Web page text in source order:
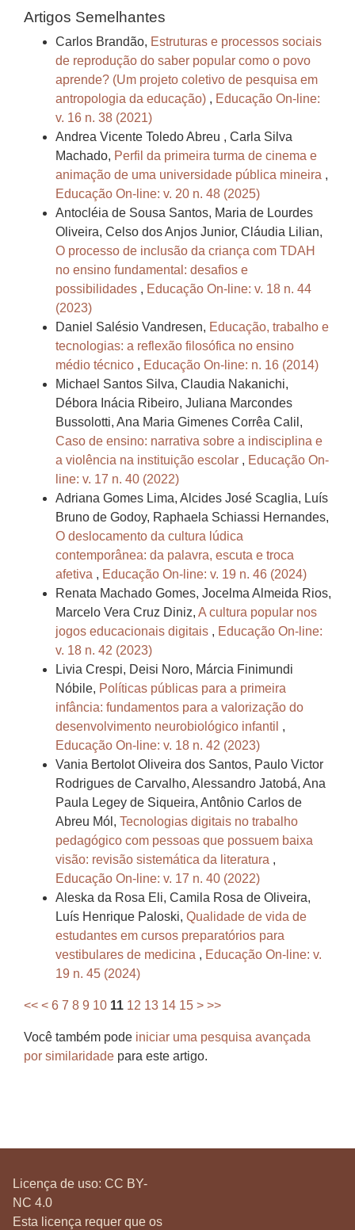
Artigos Semelhantes
Carlos Brandão, Estruturas e processos sociais
de reprodução do saber popular como o povo
aprende? (Um projeto coletivo de pesquisa em
antropologia da educação) , Educação On-line:
v. 16 n. 38 (2021)
Andrea Vicente Toledo Abreu , Carla Silva
Machado, Perfil da primeira turma de cinema e
animação de uma universidade pública mineira ,
Educação On-line: v. 20 n. 48 (2025)
Antocléia de Sousa Santos, Maria de Lourdes
Oliveira, Celso dos Anjos Junior, Cláudia Lilian,
O processo de inclusão da criança com TDAH
no ensino fundamental: desafios e
possibilidades , Educação On-line: v. 18 n. 44
(2023)
Daniel Salésio Vandresen, Educação, trabalho e
tecnologias: a reflexão filosófica no ensino
médio técnico , Educação On-line: n. 16 (2014)
Michael Santos Silva, Claudia Nakanichi,
Débora Inácia Ribeiro, Juliana Marcondes
Bussolotti, Ana Maria Gimenes Corrêa Calil,
Caso de ensino: narrativa sobre a indisciplina e
a violência na instituição escolar , Educação On-
line: v. 17 n. 40 (2022)
Adriana Gomes Lima, Alcides José Scaglia, Luís
Bruno de Godoy, Raphaela Schiassi Hernandes,
O deslocamento da cultura lúdica
contemporânea: da palavra, escuta e troca
afetiva , Educação On-line: v. 19 n. 46 (2024)
Renata Machado Gomes, Jocelma Almeida Rios,
Marcelo Vera Cruz Diniz, A cultura popular nos
jogos educacionais digitais , Educação On-line:
v. 18 n. 42 (2023)
Livia Crespi, Deisi Noro, Márcia Finimundi
Nóbile, Políticas públicas para a primeira
infância: fundamentos para a valorização do
desenvolvimento neurobiológico infantil ,
Educação On-line: v. 18 n. 42 (2023)
Vania Bertolot Oliveira dos Santos, Paulo Victor
Rodrigues de Carvalho, Alessandro Jatobá, Ana
Paula Legey de Siqueira, Antônio Carlos de
Abreu Mól, Tecnologias digitais no trabalho
pedagógico com pessoas que possuem baixa
visão: revisão sistemática da literatura ,
Educação On-line: v. 17 n. 40 (2022)
Aleska da Rosa Eli, Camila Rosa de Oliveira,
Luís Henrique Paloski, Qualidade de vida de
estudantes em cursos preparatórios para
vestibulares de medicina , Educação On-line: v.
19 n. 45 (2024)
<< < 6 7 8 9 10 11 12 13 14 15 > >>
Você também pode iniciar uma pesquisa avançada
por similaridade para este artigo.
Licença de uso: CC BY-
NC 4.0
Esta licença requer que os